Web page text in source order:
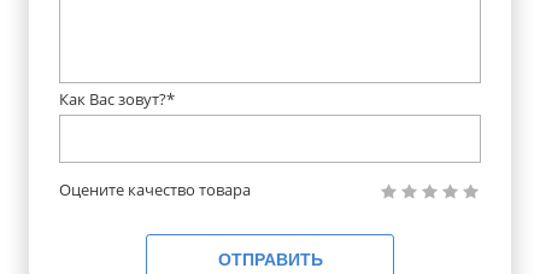
Как Вас зовут?*
Оцените качество товара
ОТПРАВИТЬ